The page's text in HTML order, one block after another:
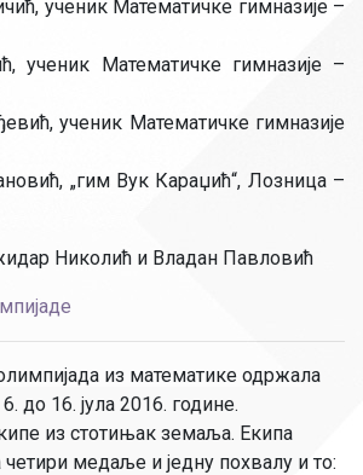
ученик Математичке гимназије –
ученик Математичке гимназије –
ученик Математичке гимназије
„гим Вук Караџић“, Лозница –
Николић и Владан Павловић
из математике одржала
до 16. јула 2016. године.
из стотињак земаља. Екипа
четири медаље и једну похвалу и то: